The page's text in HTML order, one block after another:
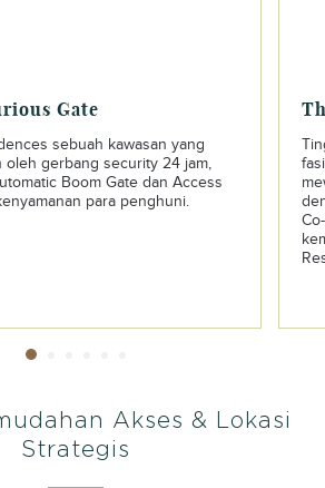
Gate
sebuah kawasan yang
oleh gerbang security 24 jam,
Boom Gate dan Access
para penghuni.
Akses & Lokasi
Strategis